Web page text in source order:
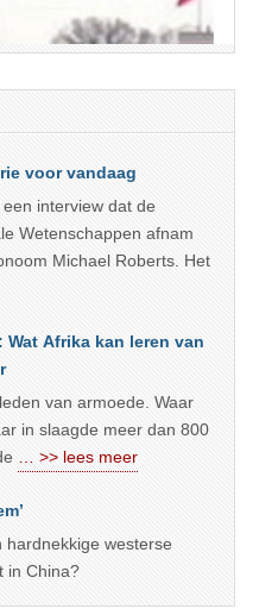
voor vandaag
interview dat de
Wetenschappen afnam
Michael Roberts. Het
Wat Afrika kan leren van
van armoede. Waar
in slaagde meer dan 800
… >> lees meer
hardnekkige westerse
in China?